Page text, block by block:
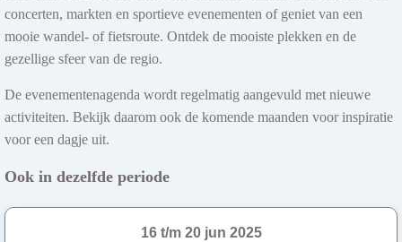
concerten, markten en sportieve evenementen of geniet van een
mooie wandel- of fietsroute. Ontdek de mooiste plekken en de
gezellige sfeer van de regio.
De evenementenagenda wordt regelmatig aangevuld met nieuwe
activiteiten. Bekijk daarom ook de komende maanden voor inspiratie
voor een dagje uit.
Ook in dezelfde periode
16 t/m 20 jun 2025